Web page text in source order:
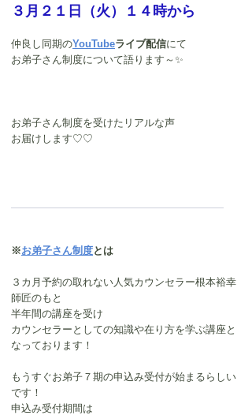
３月２１日（火）１４時から
仲良し同期のYouTubeライブ配信にて
お弟子さん制度について語ります～✨
お弟子さん制度を受けたリアルな声
お届けします♡♡
※お弟子さん制度とは
３カ月予約の取れない人気カウンセラー根本裕幸
師匠のもと
半年間の講座を受け
カウンセラーとしての知識や在り方を学ぶ講座と
なっております！
もうすぐお弟子７期の申込み受付が始まるらしい
です！
申込み受付期間は